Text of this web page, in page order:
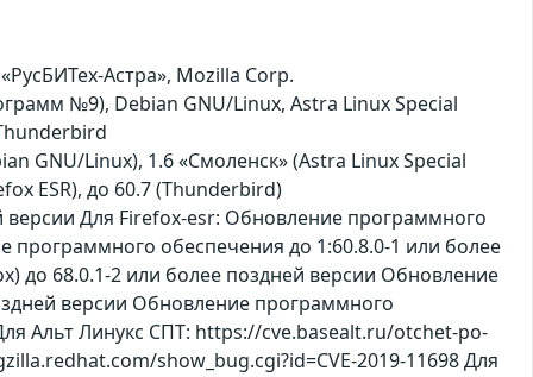
Астра», Mozilla Corp.
№9), Debian GNU/Linux, Astra Linux Special
GNU/Linux), 1.6 «Смоленск» (Astra Linux Special
ESR), до 60.7 (Thunderbird)
Для Firefox-esr: Обновление программного
обеспечения до 1:60.8.0-1 или более
до 68.0.1-2 или более поздней версии Обновление
версии Обновление программного
Альт Линукс СПТ: https://cve.basealt.ru/otchet-po-
show_bug.cgi?id=CVE-2019-11698 Для